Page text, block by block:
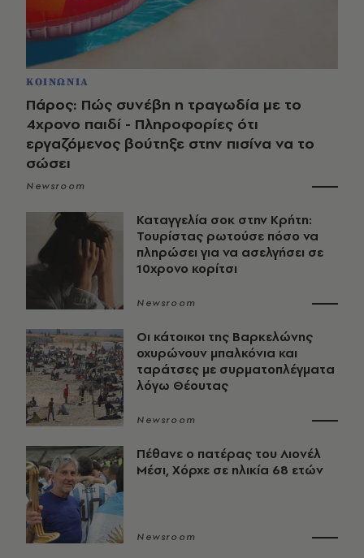
ΚΟΙΝΩΝΙΑ
Πάρος: Πώς συνέβη η τραγωδία με το
4χρονο παιδί - Πληροφορίες ότι
εργαζόμενος βούτηξε στην πισίνα να το
σώσει
Newsroom
Καταγγελία σοκ στην Κρήτη:
Τουρίστας ρωτούσε πόσο να
πληρώσει για να ασελγήσει σε
10χρονο κορίτσι
Newsroom
Οι κάτοικοι της Βαρκελώνης
οχυρώνουν μπαλκόνια και
ταράτσες με συρματοπλέγματα
λόγω Θέουτας
Newsroom
Πέθανε ο πατέρας του Λιονέλ
Μέσι, Χόρχε σε ηλικία 68 ετών
Newsroom